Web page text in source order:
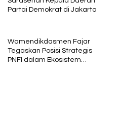
Partai Demokrat di Jakarta
Wamendikdasmen Fajar
Tegaskan Posisi Strategis
PNFI dalam Ekosistem